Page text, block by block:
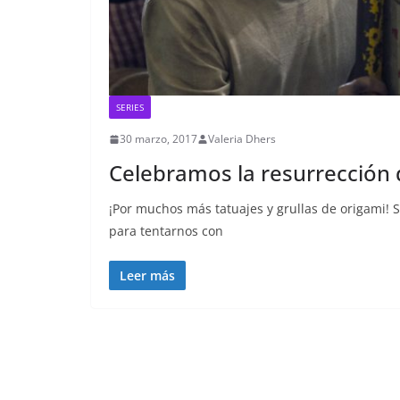
SERIES
30 marzo, 2017 Valeria Dhers
Celebramos la resurrección
¡Por muchos más tatuajes y grullas de
para tentarnos con
Leer más